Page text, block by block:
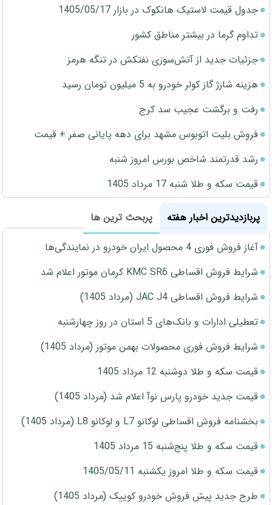
جدول قیمت لاستیک هانکوک در بازار 1405/05/17
تداوم گرما در بیشتر مناطق کشور
جزئیات جدید از آتش‌سوزی نفتکش در تنگه هرمز
هزینه شارژ گاز کولر خودرو به 5 میلیون تومان رسید
رفت و برگشت عجیب سد کرج
فروش بلیت اتوبوس مشهد برای دهه پایانی صفر + قیمت
رشد قدرتمند شاخص بورس امروز شنبه
قیمت سکه و طلا شنبه 17 مرداد 1405
پربازدیدترین اخبار هفته
پربحث ترین ها
آغاز فروش فوری 4 محصول ایران خودرو در نمایندگی‌ها
شرایط فروش اقساطی KMC SR6 کرمان موتور اعلام شد
شرایط فروش اقساطی JAC J4 (مرداد 1405)
تعطیلی ادارات و بانک‌های 5 استان در روز چهارشنبه
شرایط فروش فوری محصولات بهمن موتور (مرداد 1405)
قیمت سکه و طلا دوشنبه 12 مرداد 1405
قیمت جدید خودرو پارس نوآ اعلام شد (مرداد 1405)
بخشنامه فروش اقساطی لوکانو L7 و لوکانو L8 (مرداد 1405)
قیمت سکه و طلا پنج‌شنبه 15 مرداد 1405
قیمت سکه و طلا امروز یکشنبه 1405/05/11
طرح جدید پیش فروش خودرو کوییک (مرداد 1405)